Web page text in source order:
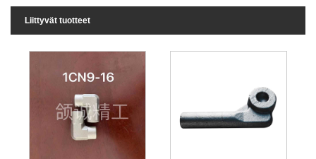
Liittyvät tuotteet